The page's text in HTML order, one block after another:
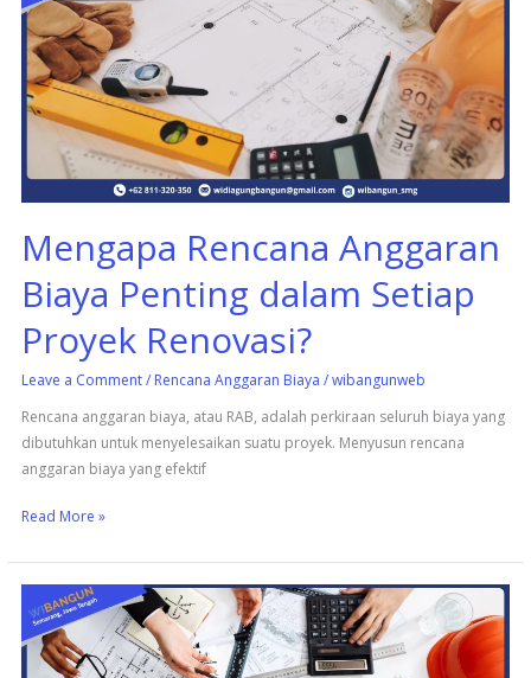
Mengapa Rencana Anggaran
Biaya Penting dalam Setiap
Proyek Renovasi?
Leave a Comment / Rencana Anggaran Biaya /wibangunweb
Rencana anggaran biaya, atau RAB, adalah perkiraan seluruh biaya yang
dibutuhkan untuk menyelesaikan suatu proyek. Menyusun rencana
anggaran biaya yang efektif
Anggaran
Biaya
Penting
dalam
Setiap
Proyek
Renovasi?
Read More »
Penghitungan
RAB